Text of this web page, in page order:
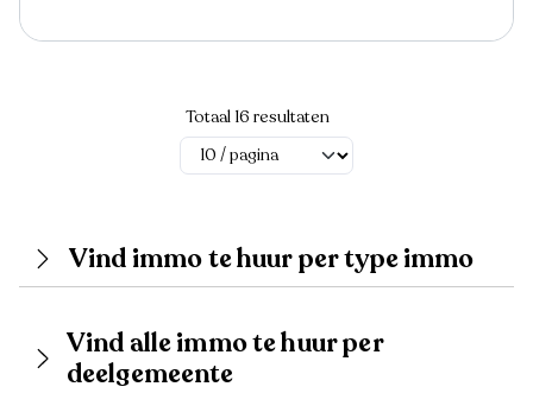
Totaal 16 resultaten
Vind immo te huur per type immo
Vind alle immo te huur per
deelgemeente